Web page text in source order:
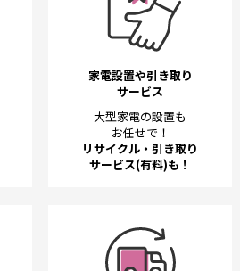
家電設置や引き取り
サービス
大型家電の設置も
お任せで！
リサイクル・引き取り
サービス(有料)も！